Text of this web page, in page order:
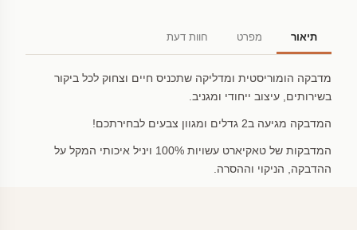
תיאור מפרט חוות דעת
מדבקה הומוריסטית ומדליקה שתכניס חיים וצחוק לכל ביקור
בשירותים, עיצוב ייחודי ומגניב.
המדבקה מגיעה ב2 גדלים ומגוון צבעים לבחירתכם!
המדבקות של טאקיארט עשויות 100% ויניל איכותי המקל על
ההדבקה, הניקוי וההסרה.